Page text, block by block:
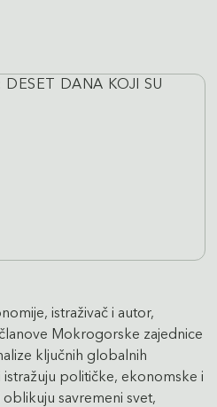
istraživač i autor,
Mokrogorske zajednice
ključnih globalnih
političke, ekonomske i
savremeni svet,